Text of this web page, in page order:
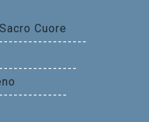
Cuore